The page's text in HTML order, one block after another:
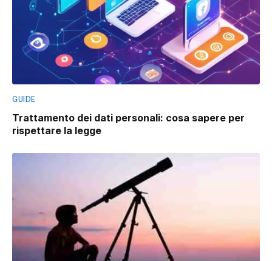
GUIDE
Trattamento dei dati personali: cosa sapere per
rispettare la legge